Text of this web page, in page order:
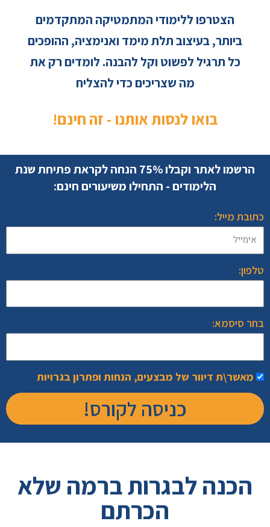
הצטרפו ללימודי המתמטיקה המתקדמים
ביותר, בעיצוב תלת מימד ואנימציה, ההופכים
כל תרגיל לפשוט וקל להבנה. לומדים רק את
מה שצריכים כדי להצליח
בואו לנסות אותנו - זה חינם!
הרשמו לאתר וקבלו 75% הנחה לקראת פתיחת שנת
הלימודים - התחילו משיעורים חינם:
כתובת מייל:
טלפון:
בחר סיסמא:
מאשר\ת דיוור של מבצעים, הנחות ופתרון בגרויות
כניסה לקורס!
הכנה לבגרות ברמה שלא
הכרתם